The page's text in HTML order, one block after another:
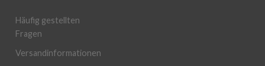
Häufig gestellten
Fragen
Versandinformationen